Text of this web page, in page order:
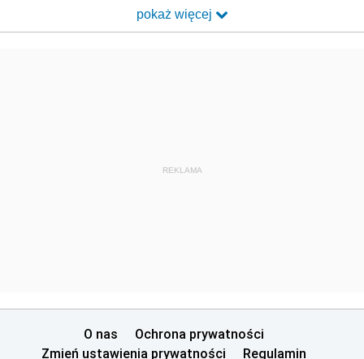
pokaż więcej
REKLAMA
O nas
Ochrona prywatności
Zmień ustawienia prywatności
Regulamin